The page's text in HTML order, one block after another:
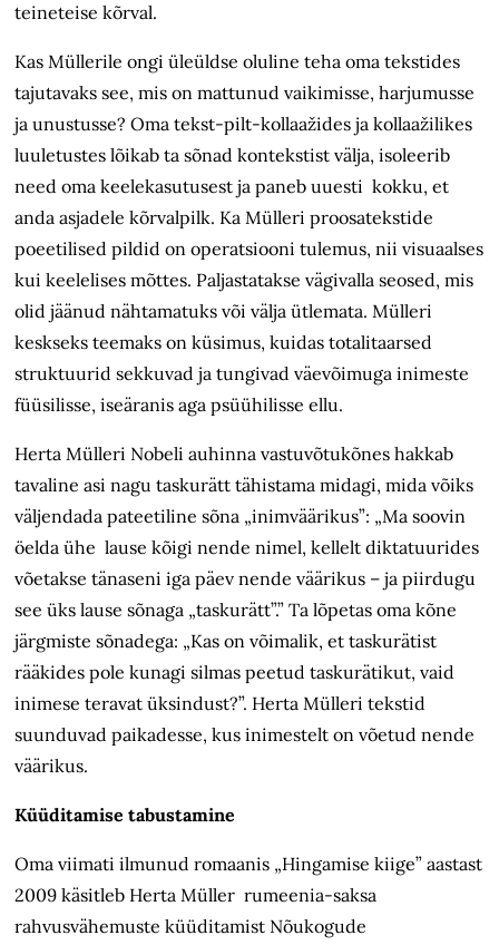
teineteise kõrval.
Kas Müllerile ongi üleüldse oluline teha oma tekstides
tajutavaks see, mis on mattunud vaikimisse, harjumusse
ja unustusse? Oma tekst-pilt-kollaažides ja kollaažilikes
luuletustes lõikab ta sõnad kontekstist välja, isoleerib
need oma keelekasutusest ja paneb uuesti kokku, et
anda asjadele kõrvalpilk. Ka Mülleri proosatekstide
poeetilised pildid on operatsiooni tulemus, nii visuaalses
kui keelelises mõttes. Paljastatakse vägivalla seosed, mis
olid jäänud nähtamatuks või välja ütlemata. Mülleri
keskseks teemaks on küsimus, kuidas totalitaarsed
struktuurid sekkuvad ja tungivad väevõimuga inimeste
füüsilisse, iseäranis aga psüühilisse ellu.
Herta Mülleri Nobeli auhinna vastuvõtukõnes hakkab
tavaline asi nagu taskurätt tähistama midagi, mida võiks
väljendada pateetiline sõna „inimväärikus”: „Ma soovin
öelda ühe lause kõigi nende nimel, kellelt diktatuurides
võetakse tänaseni iga päev nende väärikus – ja piirdugu
see üks lause sõnaga „taskurätt”.” Ta lõpetas oma kõne
järgmiste sõnadega: „Kas on võimalik, et taskurätist
rääkides pole kunagi silmas peetud taskurätikut, vaid
inimese teravat üksindust?”. Herta Mülleri tekstid
suunduvad paikadesse, kus inimestelt on võetud nende
väärikus.
Küüditamise tabustamine
Oma viimati ilmunud romaanis „Hingamise kiige” aastast
2009 käsitleb Herta Müller rumeenia-saksa
rahvusvähemuste küüditamist Nõukogude